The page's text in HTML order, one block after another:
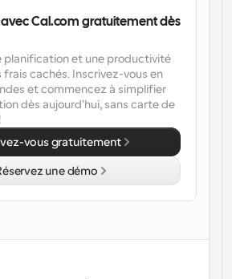
Cal.com gratuitement dès
planification et une productivité
frais cachés. Inscrivez-vous en
et commencez à simplifier
dès aujourd'hui, sans carte de
vous gratuitement
une démo